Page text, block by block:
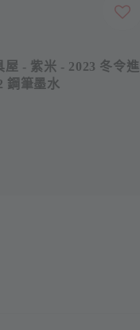
屋 - 紫米 - 2023 冬令進
鋼筆墨水